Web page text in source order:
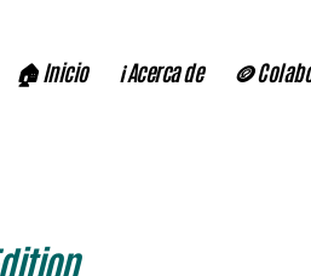
🏠 Inicio ℹ️ Acerca de 🪙